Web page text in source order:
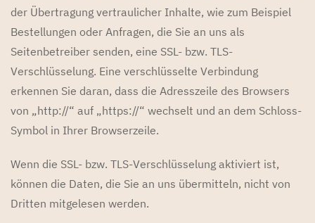
der Übertragung vertraulicher Inhalte, wie zum Beispiel
Bestellungen oder Anfragen, die Sie an uns als
Seitenbetreiber senden, eine SSL- bzw. TLS-
Verschlüsselung. Eine verschlüsselte Verbindung
erkennen Sie daran, dass die Adresszeile des Browsers
von „http://“ auf „https://“ wechselt und an dem Schloss-
Symbol in Ihrer Browserzeile.
Wenn die SSL- bzw. TLS-Verschlüsselung aktiviert ist,
können die Daten, die Sie an uns übermitteln, nicht von
Dritten mitgelesen werden.